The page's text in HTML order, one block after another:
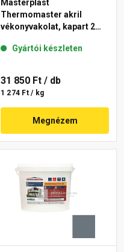
Masterplast
Thermomaster akril
vékonyvakolat, kapart 2
Gyártói készleten
31 850 Ft / db
1 274 Ft / kg
Megnézem